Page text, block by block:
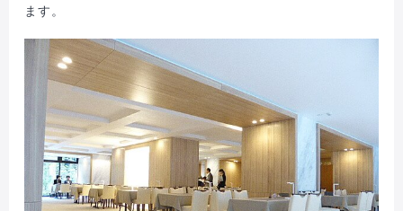
ます。